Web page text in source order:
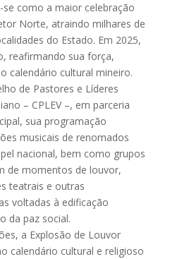
como a maior celebração
Norte, atraindo milhares de
do Estado. Em 2025,
reafirmando sua força,
calendário cultural mineiro.
de Pastores e Líderes
– CPLEV –, em parceria
sua programação
musicais de renomados
nacional, bem como grupos
de momentos de louvor,
teatrais e outras
voltadas à edificação
da paz social.
a Explosão de Louvor
calendário cultural e religioso